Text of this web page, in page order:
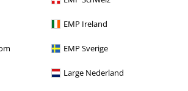
EMP Ireland
EMP Sverige
Large Nederland
las 09:00 hasta las 17:00.